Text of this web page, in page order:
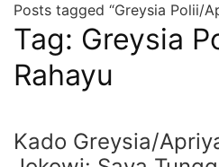
Posts tagged “Greysia Polii/
Tag: Greysia
Rahayu
Kado Greysia/